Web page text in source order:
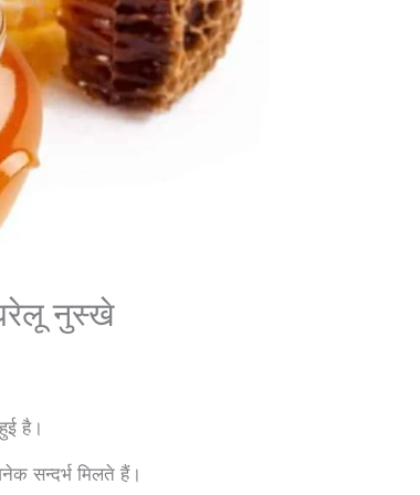
नुस्खे
है।
सन्दर्भ मिलते हैं।